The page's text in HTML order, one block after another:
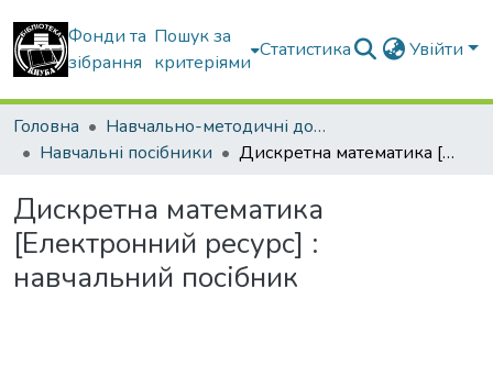
Фонди та
зібрання
Пошук за
критеріями
Статистика Увійти
Головна
Навчально-методичні документи
Навчальні посібники
Дискретна математика [Електронний ресурс] : навчальний посібник
Дискретна математика
[Електронний ресурс] :
навчальний посібник